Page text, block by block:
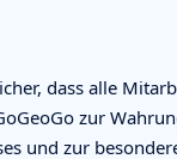
dass alle
zur
und zur